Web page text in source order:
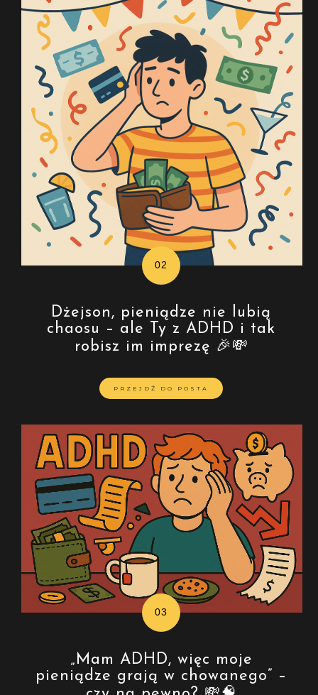
Dżejson, pieniądze nie lubią
chaosu – ale Ty z ADHD i tak
robisz im imprezę 🎉💸
PRZEJDŹ DO POSTA
„Mam ADHD, więc moje
pieniądze grają w chowanego” –